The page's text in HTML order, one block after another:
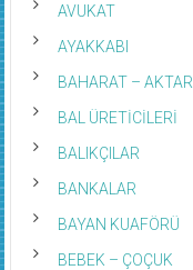
AVUKAT
AYAKKABI
BAHARAT – AKTAR
BAL ÜRETİCİLERİ
BALIKÇILAR
BANKALAR
BAYAN KUAFÖRÜ
BEBEK – ÇOÇUK